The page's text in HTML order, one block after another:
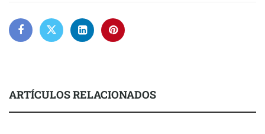
ARTÍCULOS RELACIONADOS